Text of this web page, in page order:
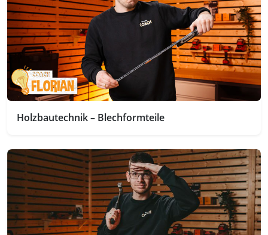
Holzbautechnik – Blechformteile